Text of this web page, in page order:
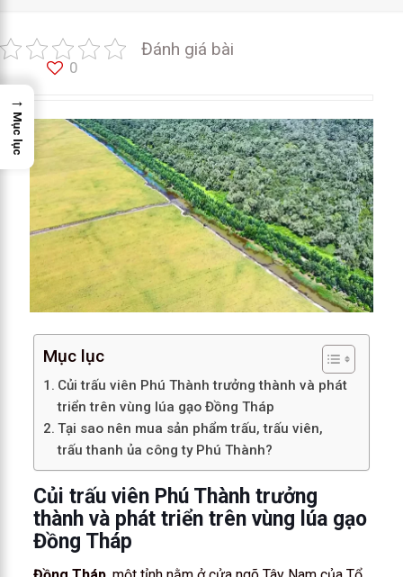
Đánh giá bài
0
Mục lục
Củi trấu viên Phú Thành trưởng thành và phát
triển trên vùng lúa gạo Đồng Tháp
Tại sao nên mua sản phẩm trấu, trấu viên,
trấu thanh ủa công ty Phú Thành?
Củi trấu viên Phú Thành trưởng
thành và phát triển trên vùng lúa gạo
Đồng Tháp
→
Mục lục